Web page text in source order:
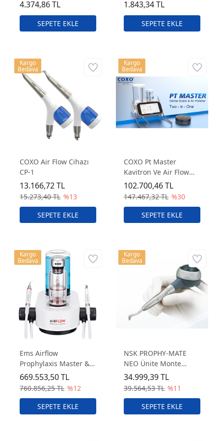
4.374,86 TL 1.843,34 TL
COXO Air Flow Cihazı
CP-1
15.273,40 TL %13
13.166,72 TL
Kargo
Bedava
COXO Pt Master
Kavitron Ve Air Flow
Cihazı
147.467,32 TL %30
102.700,46 TL
Kargo
Bedava
Ems Airflow
Prophylaxis Master &
Airflow Station+
760.856,25 TL %12
669.553,50 TL
Kargo
Bedava
NSK PROPHY-MATE
NEO Ünite Monte
Airflow Cihaz
39.564,53 TL %11
34.999,39 TL
Kargo
Bedava